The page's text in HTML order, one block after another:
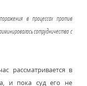
в процессах против
сотрудничество с
рассматривается в
и пока суд его не